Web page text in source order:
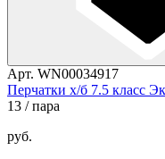
Арт. WN00034917
Перчатки х/б 7.5 класс
13 / пара
руб.